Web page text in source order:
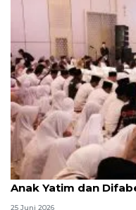
Menag jadikan setiap
Anak Yatim dan
25 Juni 2026